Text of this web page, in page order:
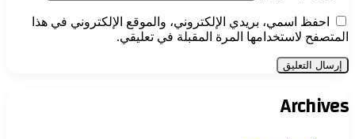
احفظ اسمي، بريدي الإلكتروني، والموقع الإلكتروني في هذا
المتصفح لاستخدامها المرة المقبلة في تعليقي.
Archives